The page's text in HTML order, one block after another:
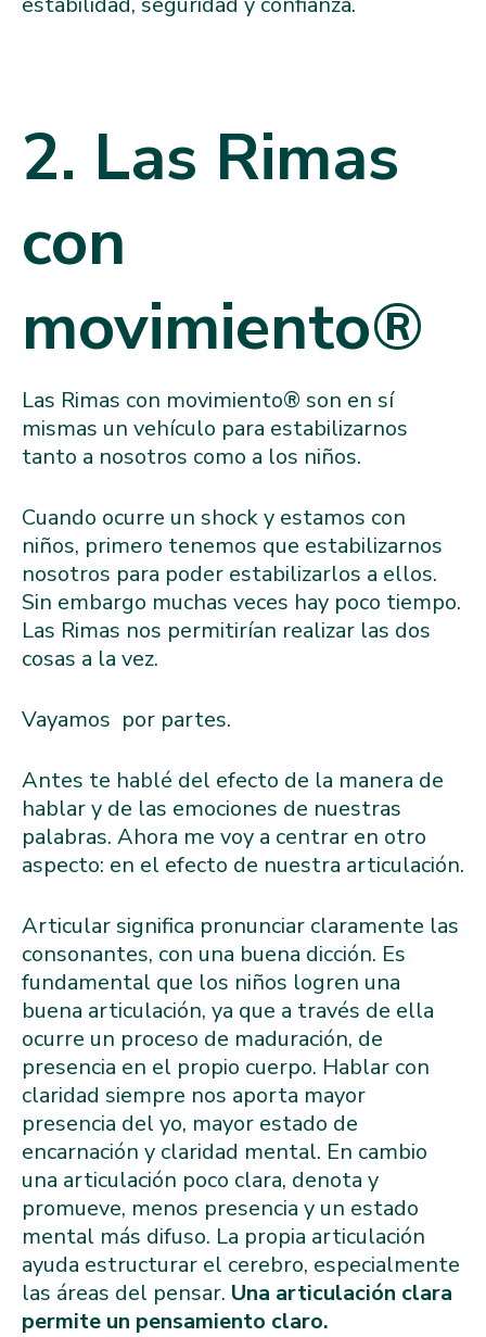
2. Las Rimas
con
movimiento®️
Las Rimas con movimiento®️ son en sí
mismas un vehículo para estabilizarnos
tanto a nosotros como a los niños.
Cuando ocurre un shock y estamos con
niños, primero tenemos que estabilizarnos
nosotros para poder estabilizarlos a ellos.
Sin embargo muchas veces hay poco tiempo.
Las Rimas nos permitirían realizar las dos
cosas a la vez.
Vayamos por partes.
Antes te hablé del efecto de la manera de
hablar y de las emociones de nuestras
palabras. Ahora me voy a centrar en otro
aspecto: en el efecto de nuestra articulación.
Articular significa pronunciar claramente las
consonantes, con una buena dicción. Es
fundamental que los niños logren una
buena articulación, ya que a través de ella
ocurre un proceso de maduración, de
presencia en el propio cuerpo. Hablar con
claridad siempre nos aporta mayor
presencia del yo, mayor estado de
encarnación y claridad mental. En cambio
una articulación poco clara, denota y
promueve, menos presencia y un estado
mental más difuso. La propia articulación
ayuda estructurar el cerebro, especialmente
las áreas del pensar. Una articulación clara
permite un pensamiento claro.